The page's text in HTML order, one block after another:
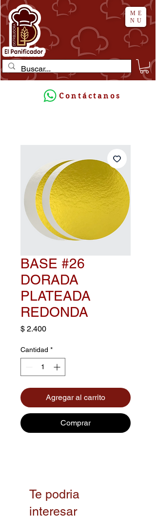
ME
NU
Contáctanos
BASE #26
DORADA
PLATEADA
REDONDA
$ 2.400Precio
Cantidad *
Agregar al carrito
Comprar
Te podria
interesar